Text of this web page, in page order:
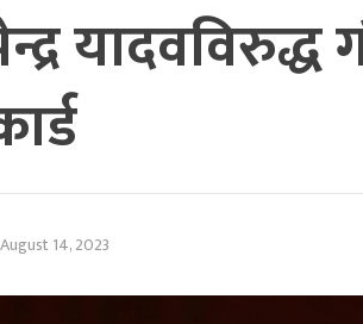
August 14, 2023